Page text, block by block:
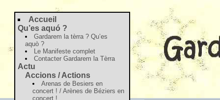
Accueil
Qu’es aquó ?
Gardarem la tèrra ? Qu’es
aquò ?
Le Manifeste complet
Contacter Gardarem la Tèrra
Actu
Accions / Actions
Arenas de Besiers en
concert ! / Arènes de Béziers en
concert !